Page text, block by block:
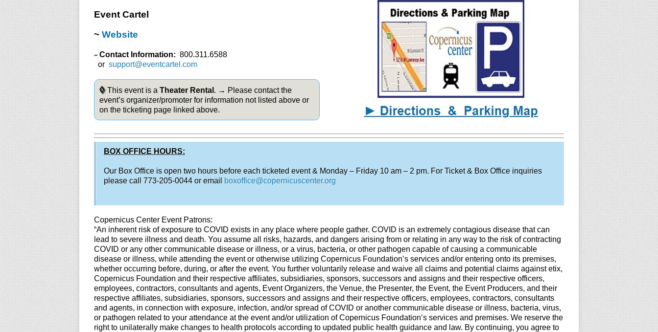
Event Cartel
~ Website
~ Contact Information: 800.311.6588
or support@eventcartel.com
◊ This event is a Theater Rental . → Please contact the
event’s organizer/promoter for information not listed above or
on the ticketing page linked above.
BOX OFFICE HOURS:
Our Box Office is open two hours before each ticketed event & Monday – Friday 10 am – 2 pm. For Ticket & Box Office inquiries
please call 773-205-0044 or email
boxoffice@copernicuscenter.org
Copernicus Center Event Patrons:
“An inherent risk of exposure to COVID exists in any place where people gather. COVID is an extremely contagious disease that can
lead to severe illness and death. You assume all risks, hazards, and dangers arising from or relating in any way to the risk of contracting
COVID or any other communicable disease or illness, or a virus, bacteria, or other pathogen capable of causing a communicable
disease or illness, while attending the event or otherwise utilizing Copernicus Foundation’s services and/or entering onto its premises,
whether occurring before, during, or after the event. You further voluntarily release and waive all claims and potential claims against etix,
Copernicus Foundation and their respective affiliates, subsidiaries, sponsors, successors and assigns and their respective officers,
employees, contractors, consultants and agents, Event Organizers, the Venue, the Presenter, the Event, the Event Producers, and their
respective affiliates, subsidiaries, sponsors, successors and assigns and their respective officers, employees, contractors, consultants
and agents, in connection with exposure, infection, and/or spread of COVID or another communicable disease or illness, bacteria, virus,
or pathogen related to your attendance at the event and/or utilization of Copernicus Foundation’s services and premises. We reserve the
right to unilaterally make changes to health protocols according to updated public health guidance and law. By continuing, you agree to